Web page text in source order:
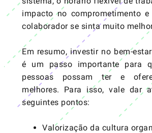
impacto no comprometimento
colaborador se sinta muito
Em resumo, investir no bem-
é um passo importante para
pessoas possam ter e
melhores. Para isso, vale dar
seguintes pontos:
Valorização da cultura